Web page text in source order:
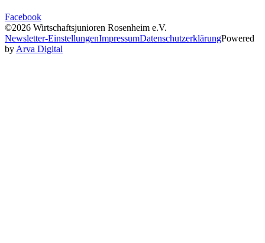
Facebook
©2026 Wirtschaftsjunioren Rosenheim e.V.
Newsletter-EinstellungenImpressumDatenschutzerklärungPowered
by Arva Digital